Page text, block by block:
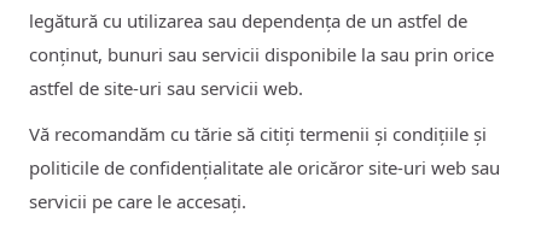
legătură cu utilizarea sau dependența de un astfel de
conținut, bunuri sau servicii disponibile la sau prin orice
astfel de site-uri sau servicii web.
Vă recomandăm cu tărie să citiți termenii și condițiile și
politicile de confidențialitate ale oricăror site-uri web sau
servicii pe care le accesați.